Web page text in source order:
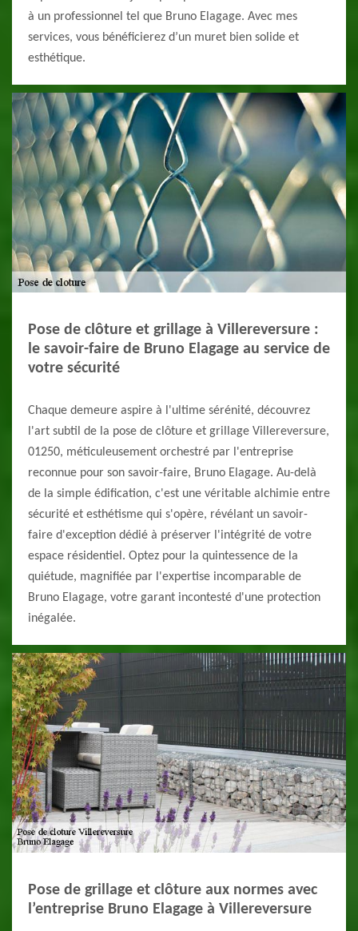
à un professionnel tel que Bruno Elagage. Avec mes
services, vous bénéficierez d’un muret bien solide et
esthétique.
Pose de clôture et grillage à Villereversure :
le savoir-faire de Bruno Elagage au service de
votre sécurité
Chaque demeure aspire à l'ultime sérénité, découvrez
l'art subtil de la pose de clôture et grillage Villereversure,
01250, méticuleusement orchestré par l'entreprise
reconnue pour son savoir-faire, Bruno Elagage. Au-delà
de la simple édification, c'est une véritable alchimie entre
sécurité et esthétisme qui s'opère, révélant un savoir-
faire d'exception dédié à préserver l'intégrité de votre
espace résidentiel. Optez pour la quintessence de la
quiétude, magnifiée par l'expertise incomparable de
Bruno Elagage, votre garant incontesté d'une protection
inégalée.
Pose de grillage et clôture aux normes avec
l’entreprise Bruno Elagage à Villereversure